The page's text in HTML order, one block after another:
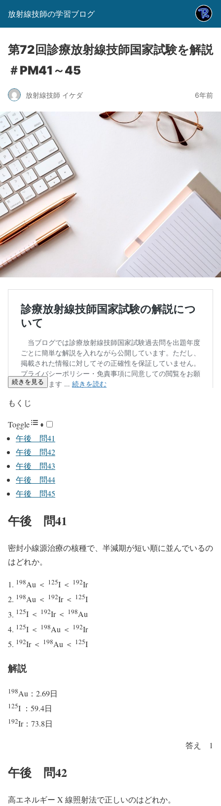
放射線技師の学習ブログ
第72回診療放射線技師国家試験を解説
＃PM41～45
放射線技師 イケダ 6年前
続きを見る
もくじ
Toggle
午後 問41
午後 問42
午後 問43
午後 問44
午後 問45
午後 問41
密封小線源治療の核種で、半減期が短い順に並んでいるの
はどれか。
198Au ＜ 125I ＜ 192Ir
198Au ＜ 192Ir ＜ 125I
125I ＜ 192Ir ＜ 198Au
125I ＜ 198Au ＜ 192Ir
192Ir ＜ 198Au ＜ 125I
解説
198Au：2.69日
125I ：59.4日
192Ir：73.8日
答え 1
午後 問42
高エネルギー X 線照射法で正しいのはどれか。